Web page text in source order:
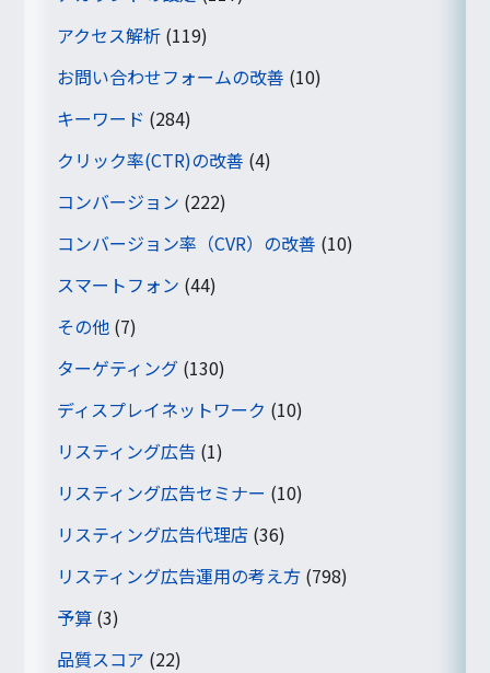
アクセス解析 (119)
お問い合わせフォームの改善 (10)
キーワード (284)
クリック率(CTR)の改善 (4)
コンバージョン (222)
コンバージョン率（CVR）の改善 (10)
スマートフォン (44)
その他 (7)
ターゲティング (130)
ディスプレイネットワーク (10)
リスティング広告 (1)
リスティング広告セミナー (10)
リスティング広告代理店 (36)
リスティング広告運用の考え方 (798)
予算 (3)
品質スコア (22)